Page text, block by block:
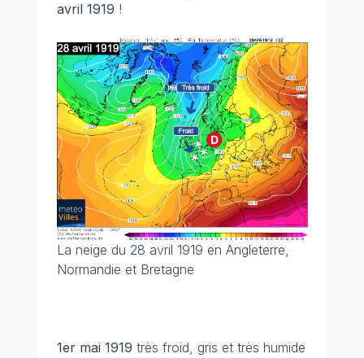
avril 1919 !
La neige du 28 avril 1919 en Angleterre,
Normandie et Bretagne
1er mai 1919 très froid, gris et très humide